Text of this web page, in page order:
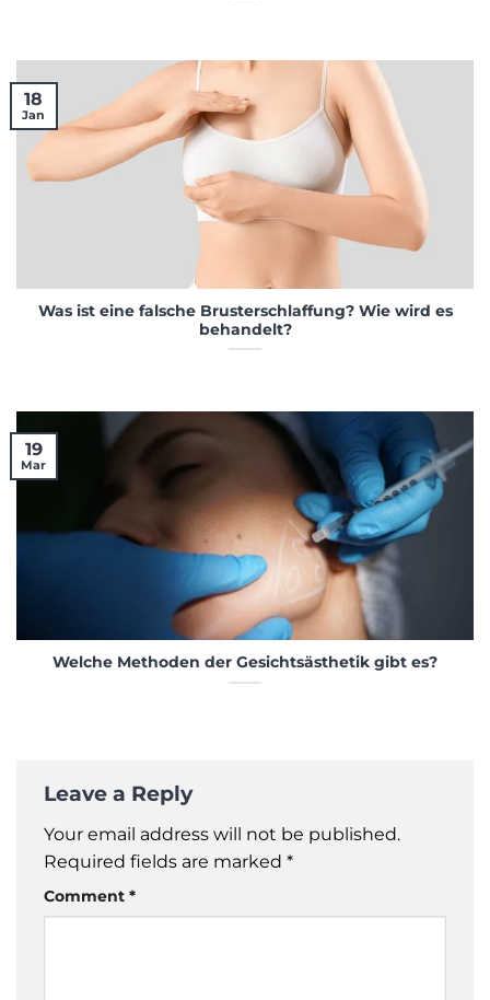
Was ist eine falsche Brusterschlaffung? Wie wird es
behandelt?
18
Jan
Welche Methoden der Gesichtsästhetik gibt es?
19
Mar
Leave a Reply
Your email address will not be published.
Required fields are marked *
Comment *